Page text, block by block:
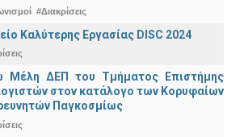
#Διακρίσεις
Καλύτερης Εργασίας DISC 2024
Μέλη ΔΕΠ του Τμήματος Επιστήμης
στον κατάλογο των Κορυφαίων
Παγκοσμίως